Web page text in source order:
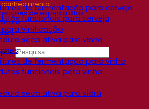
de especialistas
de fermentação para cerveja
funcionais para cerveja
para Vinificação
seca ativa para vinho
de fermentação para vinho
funcionais para vinho
seca ativa para sidra